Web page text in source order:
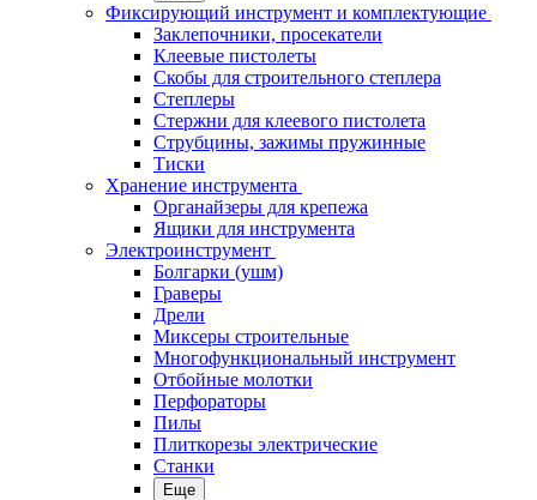
Фиксирующий инструмент и комплектующие
Заклепочники, просекатели
Клеевые пистолеты
Скобы для строительного степлера
Степлеры
Стержни для клеевого пистолета
Струбцины, зажимы пружинные
Тиски
Хранение инструмента
Органайзеры для крепежа
Ящики для инструмента
Электроинструмент
Болгарки (ушм)
Граверы
Дрели
Миксеры строительные
Многофункциональный инструмент
Отбойные молотки
Перфораторы
Пилы
Плиткорезы электрические
Станки
Еще